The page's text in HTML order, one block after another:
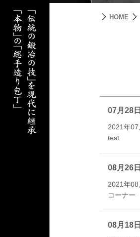
HOME
07月28
2021年
test
08月26
2021年
コーナー
08月18